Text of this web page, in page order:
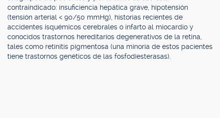
contraindicado: insuficiencia hepática grave, hipotensión
(tensión arterial < 90/50 mmHg), historias recientes de
accidentes isquémicos cerebrales o infarto al miocardio y
conocidos trastornos hereditarios degenerativos de la retina,
tales como retinitis pigmentosa (una minoría de estos pacientes
tiene trastornos genéticos de las fosfodiesterasas).